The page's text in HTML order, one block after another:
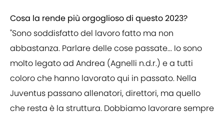
Cosa la rende più orgoglioso di questo 2023?
"Sono soddisfatto del lavoro fatto ma non
abbastanza. Parlare delle cose passate... Io sono
molto legato ad Andrea (Agnelli n.d.r.) e a tutti
coloro che hanno lavorato qui in passato. Nella
Juventus passano allenatori, direttori, ma quello
che resta è la struttura. Dobbiamo lavorare sempre